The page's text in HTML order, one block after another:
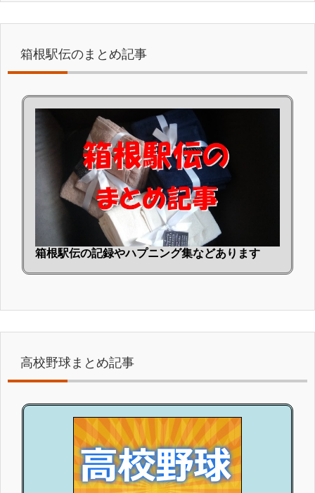
箱根駅伝のまとめ記事
箱根駅伝の記録やハプニング集などあります
高校野球まとめ記事